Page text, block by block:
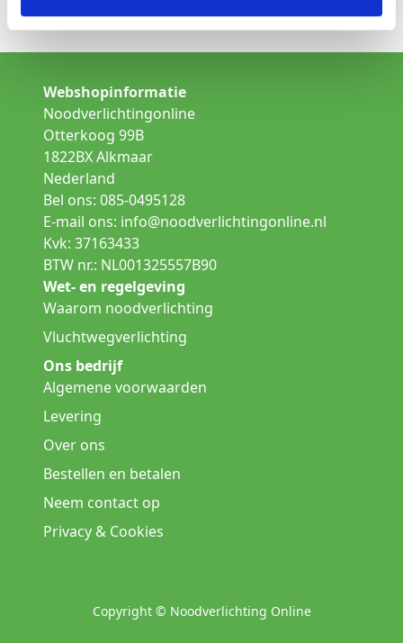
Gallerij verlichting
Webshopinformatie
Noodverlichtingonline
Otterkoog 99B
1822BX Alkmaar
Nederland
Bel ons: 085-0495128
E-mail ons: info@noodverlichtingonline.nl
Kvk: 37163433
BTW nr.: NL001325557B90
Wet- en regelgeving
Waarom noodverlichting
Vluchtwegverlichting
Ons bedrijf
Algemene voorwaarden
Levering
Over ons
Bestellen en betalen
Neem contact op
Privacy & Cookies
Copyright © Noodverlichting Online